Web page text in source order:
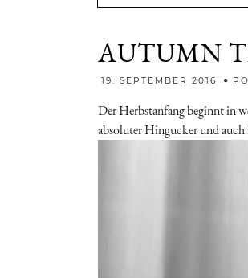
AUTUMN
19. SEPTEMBER 2016
Der Herbstanfang beginnt in
absoluter Hingucker und auch